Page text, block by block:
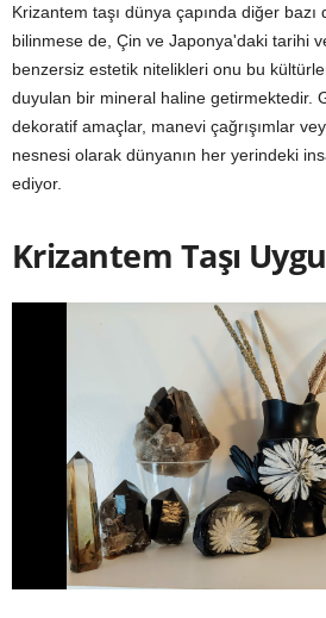
Krizantem taşı dünya çapında diğer
bilinmese de, Çin ve Japonya'daki tarihi
benzersiz estetik nitelikleri onu bu
duyulan bir mineral haline getirmektedir.
dekoratif amaçlar, manevi çağrışımlar
nesnesi olarak dünyanın her yerindeki
ediyor.
Krizantem Taşı